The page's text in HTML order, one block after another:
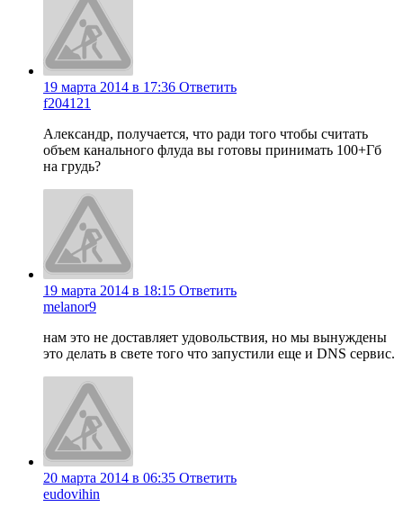
19 марта 2014 в 17:36 Ответить
f204121
Александр, получается, что ради того чтобы считать
объем канального флуда вы готовы принимать 100+Гб
на грудь?
19 марта 2014 в 18:15 Ответить
melanor9
нам это не доставляет удовольствия, но мы вынуждены
это делать в свете того что запустили еще и DNS сервис.
20 марта 2014 в 06:35 Ответить
eudovihin